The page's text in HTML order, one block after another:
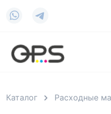
Каталог Расходные